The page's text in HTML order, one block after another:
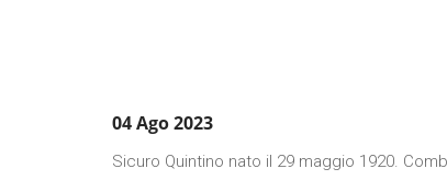
04 Ago 2023
Sicuro Quintino nato il 29 maggio 1920.